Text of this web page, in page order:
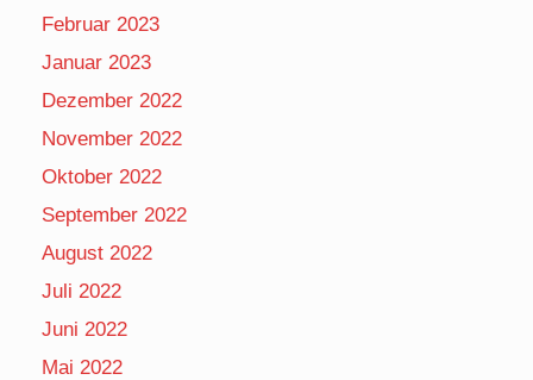
Februar 2023
Januar 2023
Dezember 2022
November 2022
Oktober 2022
September 2022
August 2022
Juli 2022
Juni 2022
Mai 2022